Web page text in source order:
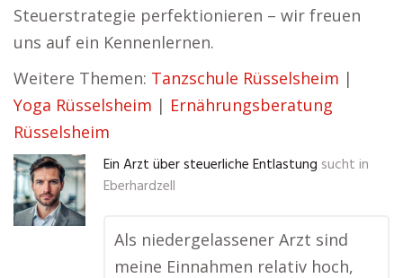
Steuerstrategie perfektionieren – wir freuen
uns auf ein Kennenlernen.
Weitere Themen: Tanzschule Rüsselsheim |
Yoga Rüsselsheim | Ernährungsberatung
Rüsselsheim
Ein Arzt über steuerliche Entlastung sucht in
Eberhardzell
Als niedergelassener Arzt sind
meine Einnahmen relativ hoch,